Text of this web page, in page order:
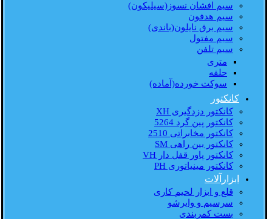
سیم افشان نسوز(سیلیکون)
سیم هدفون
سیم برق نایلون(باندی)
سیم مفتول
سیم تلفن
متری
حلقه
سوکت خورده(آماده)
کانکتور
کانکتور دزدگیری XH
کانکتور پین گرد 5264
کانکتور مخابراتی 2510
کانکتور بین راهی SM
کانکتور پاور قفل دار VH
کانکتور مینیاتوری PH
ابزارآلات
قلع و ابزار لحیم کاری
سرسیم و وایرشو
بست کمربندی